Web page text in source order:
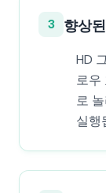
3 향상
HD
로우
로
실행